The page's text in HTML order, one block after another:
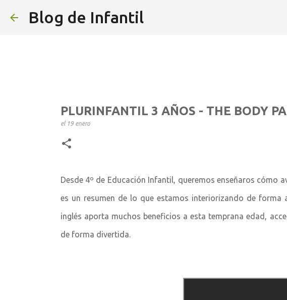
Blog de Infantil
PLURINFANTIL 3 AÑOS - THE BODY
el 19 enero
Desde 4º de Educación Infantil, queremos enseñaros cómo
es un resumen de lo que estamos interiorizando de
inglés aporta muchos beneficios a esta temprana edad,
de forma divertida.